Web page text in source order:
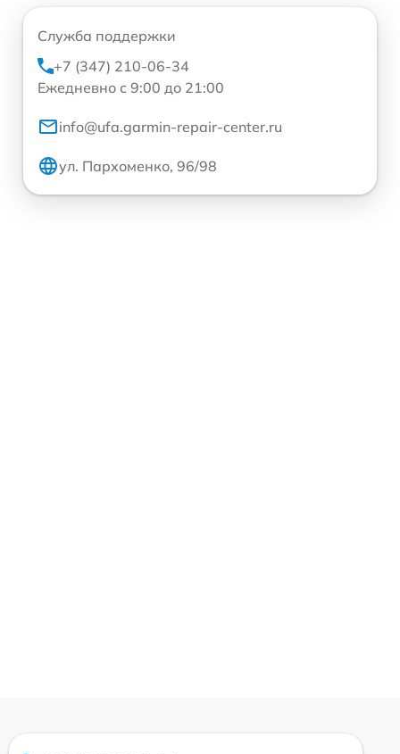
Служба поддержки
+7 (347) 210-06-34
Ежедневно с 9:00 до 21:00
info@ufa.garmin-repair-center.ru
ул. Пархоменко, 96/98